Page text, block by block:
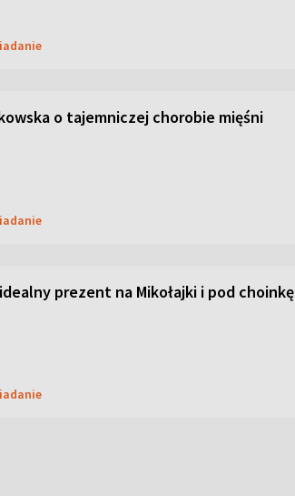
o tajemniczej chorobie mięśni
prezent na Mikołajki i pod choinkę